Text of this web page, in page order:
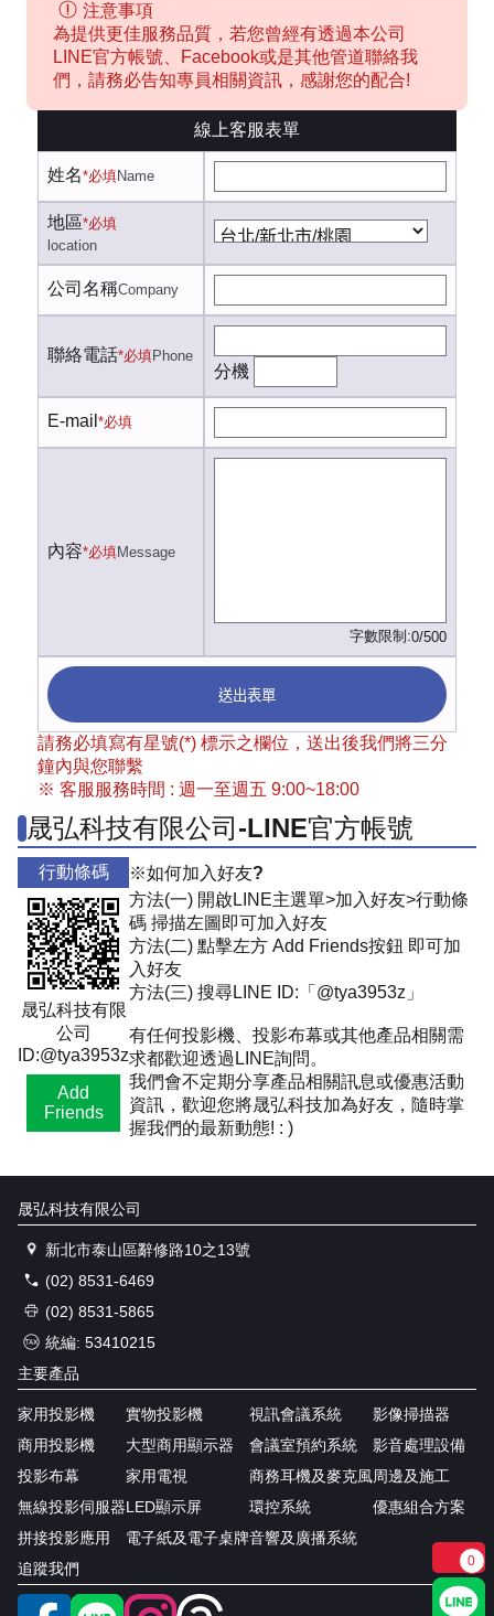
注意事項
為提供更佳服務品質，若您曾經有透過本公司
LINE官方帳號、Facebook或是其他管道聯絡我
們，請務必告知專員相關資訊，感謝您的配合!
線上客服表單
姓名*必填Name
地區*必填
location
公司名稱Company
聯絡電話*必填Phone
分機
E-mail *必填
內容*必填Message
字數限制:0/500
送出表單
請務必填寫有星號(*) 標示之欄位，送出後我們將三分
鐘內與您聯繫
※ 客服服務時間 : 週一至週五 9:00~18:00
晟弘科技有限公司-LINE官方帳號
行動條碼
晟弘科技有限
公司
ID:@tya3953z
Add
Friends
※如何加入好友?
方法(一) 開啟LINE主選單>加入好友>行動條
碼 掃描左圖即可加入好友
方法(二) 點擊左方 Add Friends按鈕 即可加
入好友
方法(三) 搜尋LINE ID:「@tya3953z」
有任何投影機、投影布幕或其他產品相關需
求都歡迎透過LINE詢問。
我們會不定期分享產品相關訊息或優惠活動
資訊，歡迎您將晟弘科技加為好友，隨時掌
握我們的最新動態! : )
晟弘科技有限公司
新北市泰山區辭修路10之13號
(02) 8531-6469
(02) 8531-5865
統編: 53410215
主要產品
家用投影機
商用投影機
投影布幕
無線投影伺服器
拼接投影應用
實物投影機
大型商用顯示器
家用電視
LED顯示屏
電子紙及電子桌牌
視訊會議系統
會議室預約系統
商務耳機及麥克風
環控系統
音響及廣播系統
影像掃描器
影音處理設備
周邊及施工
優惠組合方案
追蹤我們 0